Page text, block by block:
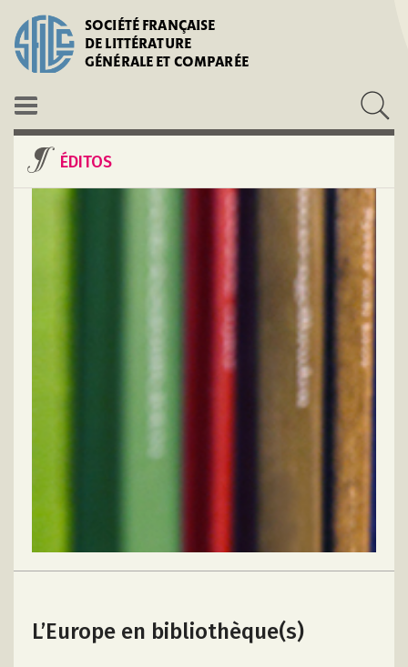
SOCIÉTÉ FRANÇAISE
DE LITTÉRATURE
GÉNÉRALE ET COMPARÉE
ÉDITOS
L’Europe en bibliothèque(s)